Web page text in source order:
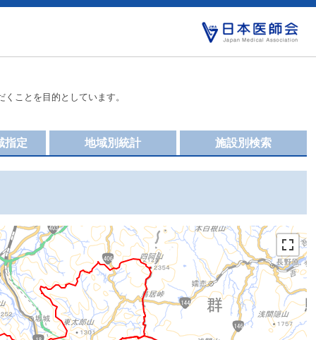
ことを目的としています。
施設別検索
地域別統計
指定